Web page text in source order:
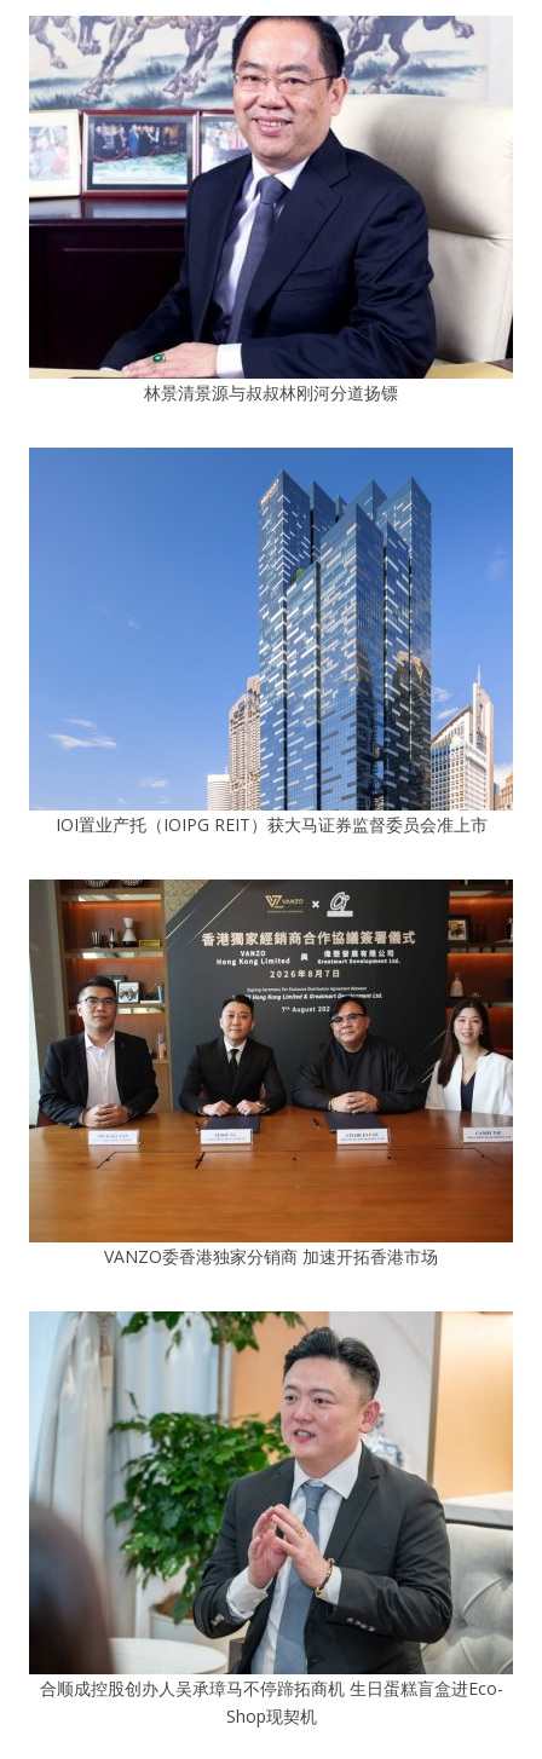
林景清景源与叔叔林刚河分道扬镖
IOI置业产托（IOIPG REIT）获大马证券监督委员会准上市
VANZO委香港独家分销商 加速开拓香港市场
合顺成控股创办人吴承璋马不停蹄拓商机 生日蛋糕盲盒进Eco-
Shop现契机